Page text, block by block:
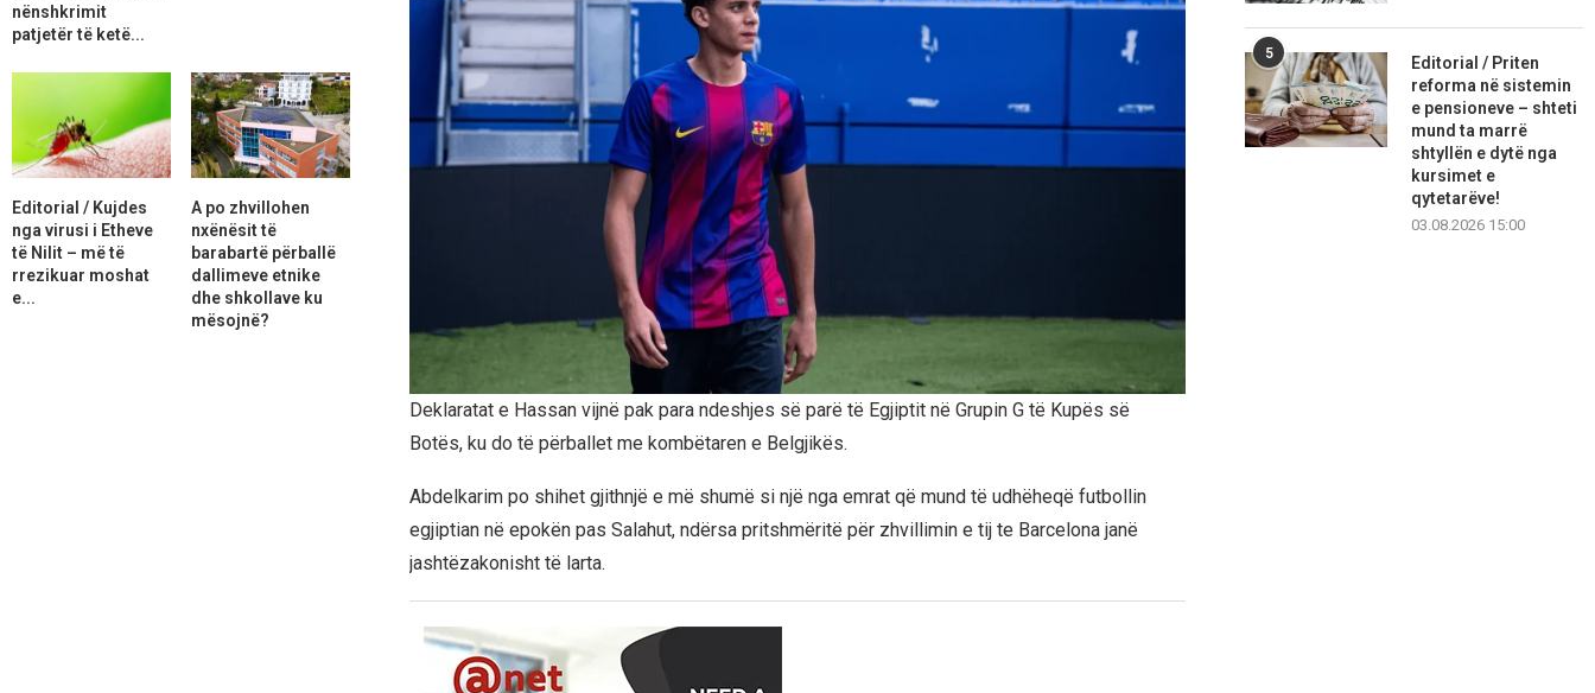
Deklaratat e Hassan vijnë pak para ndeshjes së parë të Egjiptit në Grupin G të Kupës së
Botës, ku do të përballet me kombëtaren e Belgjikës.
Abdelkarim po shihet gjithnjë e më shumë si një nga emrat që mund të udhëheqë futbollin
egjiptian në epokën pas Salahut, ndërsa pritshmëritë për zhvillimin e tij te Barcelona janë
jashtëzakonisht të larta.
5
Editorial / Priten
reforma në sistemin
e pensioneve – shteti
mund ta marrë
shtyllën e dytë nga
kursimet e
qytetarëve!
03.08.2026 15:00
nënshkrimit
patjetër të ketë...
Editorial / Kujdes
nga virusi i Etheve
të Nilit – më të
rrezikuar moshat
e...
A po zhvillohen
nxënësit të
barabartë përballë
dallimeve etnike
dhe shkollave ku
mësojnë?